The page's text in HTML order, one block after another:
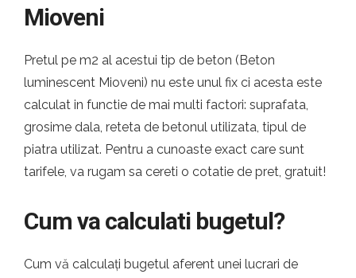
Mioveni
Pretul pe m2 al acestui tip de beton (Beton
luminescent Mioveni) nu este unul fix ci acesta este
calculat in functie de mai multi factori: suprafata,
grosime dala, reteta de betonul utilizata, tipul de
piatra utilizat. Pentru a cunoaste exact care sunt
tarifele, va rugam sa cereti o cotatie de pret, gratuit!
Cum va calculati bugetul?
Cum vă calculați bugetul aferent unei lucrari de